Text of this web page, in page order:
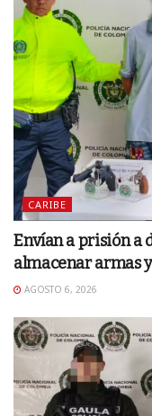
CARIBE
Envían a prisión a
almacenar armas
AGOSTO 6, 2026